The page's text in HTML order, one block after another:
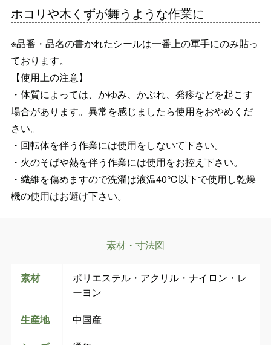
ホコリや木くずが舞うような作業に
※品番・品名の書かれたシールは一番上の軍手にのみ貼っ
ております。
【使用上の注意】
・体質によっては、かゆみ、かぶれ、発疹などを起こす
場合があります。異常を感じましたら使用をおやめくだ
さい。
・回転体を伴う作業には使用をしないて下さい。
・火のそばや熱を伴う作業には使用をお控え下さい。
・繊維を傷めますので洗濯は液温40℃以下で使用し乾燥
機の使用はお避け下さい。
素材・寸法図
素材
ポリエステル・アクリル・ナイロン・レ
ーヨン
生産地
中国産